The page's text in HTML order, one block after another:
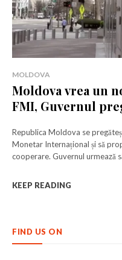
MOLDOVA
Moldova vrea un
FMI, Guvernul
Republica Moldova se
Monetar Internațional și să
cooperare. Guvernul urmează
KEEP READING
FIND US ON